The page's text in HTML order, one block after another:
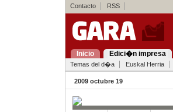
Contacto RSS
Inicio Edici�n impresa
Temas del d�a Euskal Herria
2009 octubre 19